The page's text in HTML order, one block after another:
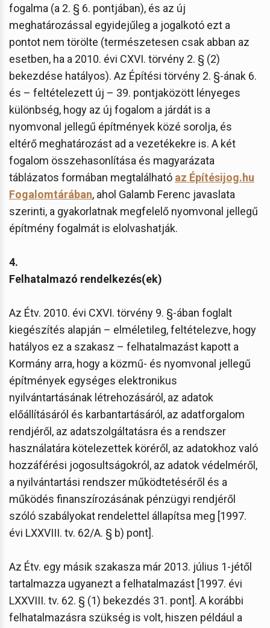
fogalma (a 2. § 6. pontjában), és az új
meghatározással egyidejűleg a jogalkotó ezt a
pontot nem törölte (természetesen csak abban az
esetben, ha a 2010. évi CXVI. törvény 2. § (2)
bekezdése hatályos). Az Építési törvény 2. §-ának 6.
és – feltételezett új – 39. pontjaközött lényeges
különbség, hogy az új fogalom a járdát is a
nyomvonal jellegű építmények közé sorolja, és
eltérő meghatározást ad a vezetékekre is. A két
fogalom összehasonlítása és magyarázata
táblázatos formában megtalálható az Építésijog.hu
Fogalomtárában, ahol Galamb Ferenc javaslata
szerinti, a gyakorlatnak megfelelő nyomvonal jellegű
építmény fogalmát is elolvashatják.
4.
Felhatalmazó rendelkezés(ek)
Az Étv. 2010. évi CXVI. törvény 9. §-ában foglalt
kiegészítés alapján – elméletileg, feltételezve, hogy
hatályos ez a szakasz – felhatalmazást kapott a
Kormány arra, hogy a közmű- és nyomvonal jellegű
építmények egységes elektronikus
nyilvántartásának létrehozásáról, az adatok
előállításáról és karbantartásáról, az adatforgalom
rendjéről, az adatszolgáltatásra és a rendszer
használatára kötelezettek köréről, az adatokhoz való
hozzáférési jogosultságokról, az adatok védelméről,
a nyilvántartási rendszer működtetéséről és a
működés finanszírozásának pénzügyi rendjéről
szóló szabályokat rendelettel állapítsa meg [1997.
évi LXXVIII. tv. 62/A. § b) pont].
Az Étv. egy másik szakasza már 2013. július 1-jétől
tartalmazza ugyanezt a felhatalmazást [1997. évi
LXXVIII. tv. 62. § (1) bekezdés 31. pont]. A korábbi
felhatalmazásra szükség is volt, hiszen például a